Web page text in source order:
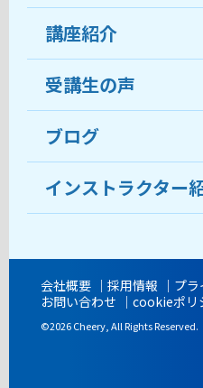
受講生の声
おすすめ・人気の
目的から講座を探
教室ブログ
開講時間
ココがおすすめ
料金
受講までの流れ
よくあるご質問
講座紹介
受講生の声
ブログ
インストラクター
会社概要 採用情報
プ
お問い合わせ
cookieポリ
©2026 Cheery, All Rights Reserved.